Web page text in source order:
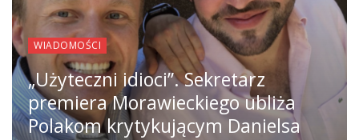
WIADOMOŚCI
„Użyteczni idioci”. Sekretarz
premiera Morawieckiego ubliża
Polakom krytykującym Danielsa